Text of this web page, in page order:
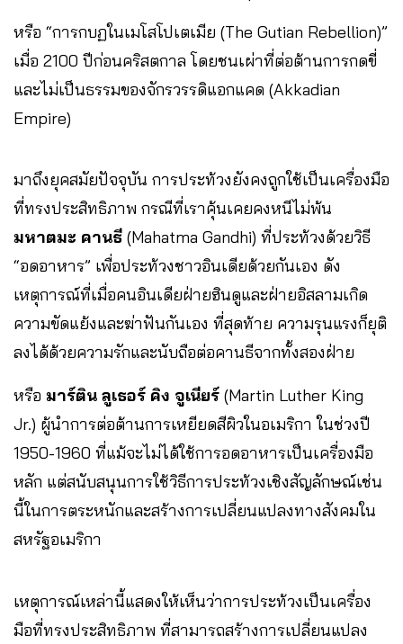
หรือ “การกบฏในเมโสโปเตเมีย (The Gutian Rebellion)”
เมื่อ 2100 ปีก่อนคริสตกาล โดยชนเผ่าที่ต่อต้านการกดขี่
และไม่เป็นธรรมของจักรวรรดิแอกแคด (Akkadian
Empire)
มาถึงยุคสมัยปัจจุบัน การประท้วงยังคงถูกใช้เป็นเครื่องมือ
ที่ทรงประสิทธิภาพ กรณีที่เราคุ้นเคยคงหนีไม่พ้น
มหาตมะ คานธี (Mahatma Gandhi) ที่ประท้วงด้วยวิธี
“อดอาหาร” เพื่อประท้วงชาวอินเดียด้วยกันเอง ดัง
เหตุการณ์ที่เมื่อคนอินเดียฝ่ายฮินดูและฝ่ายอิสลามเกิด
ความขัดแย้งและฆ่าฟันกันเอง ที่สุดท้าย ความรุนแรงก็ยุติ
ลงได้ด้วยความรักและนับถือต่อคานธีจากทั้งสองฝ่าย
หรือ มาร์ติน ลูเธอร์ คิง จูเนียร์ (Martin Luther King
Jr.) ผู้นำการต่อต้านการเหยียดสีผิวในอเมริกา ในช่วงปี
1950-1960 ที่แม้จะไม่ได้ใช้การอดอาหารเป็นเครื่องมือ
หลัก แต่สนับสนุนการใช้วิธีการประท้วงเชิงสัญลักษณ์เช่น
นี้ในการตระหนักและสร้างการเปลี่ยนแปลงทางสังคมใน
สหรัฐอเมริกา
เหตุการณ์เหล่านี้แสดงให้เห็นว่าการประท้วงเป็นเครื่อง
มือที่ทรงประสิทธิภาพ ที่สามารถสร้างการเปลี่ยนแปลง